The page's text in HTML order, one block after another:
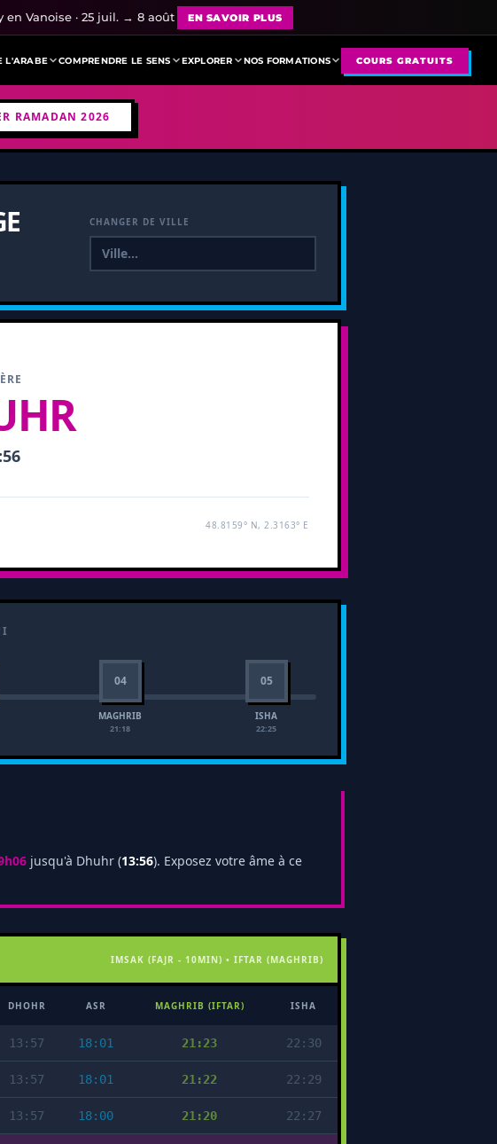
Vanoise · 25 juil. → 8 août EN SAVOIR PLUS
L'ARABE COMPRENDRE LE SENS EXPLORER NOS FORMATIONS COURS GRATUITS
RAMADAN 2026
CHANGER DE VILLE
48.8159° N, 2.3163° E
04
MAGHRIB
21:18
05
ISHA
22:25
jusqu'à Dhuhr (13:56). Exposez votre âme à ce
IMSAK (FAJR - 10MIN) • IFTAR (MAGHRIB)
DHOHR ASR MAGHRIB (IFTAR) ISHA
13:57 18:01 21:23 22:30
13:57 18:01 21:22 22:29
13:57 18:00 21:20 22:27